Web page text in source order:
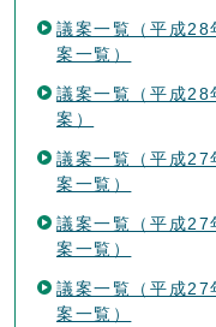
議案一覧（平成
案一覧）
議案一覧（平成
案）
議案一覧（平成
案一覧）
議案一覧（平成
案一覧）
議案一覧（平成
案一覧）